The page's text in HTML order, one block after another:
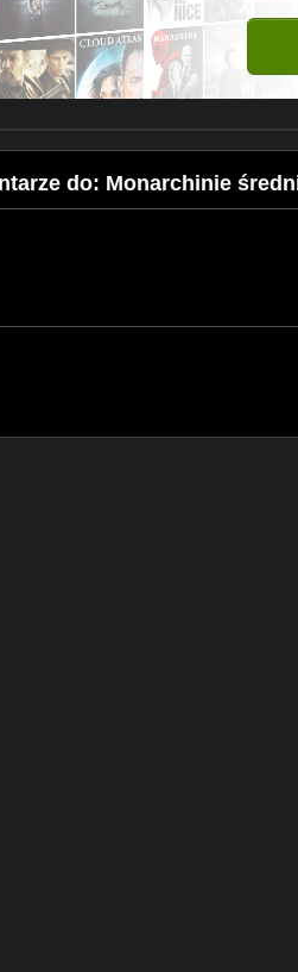
do: Monarchinie